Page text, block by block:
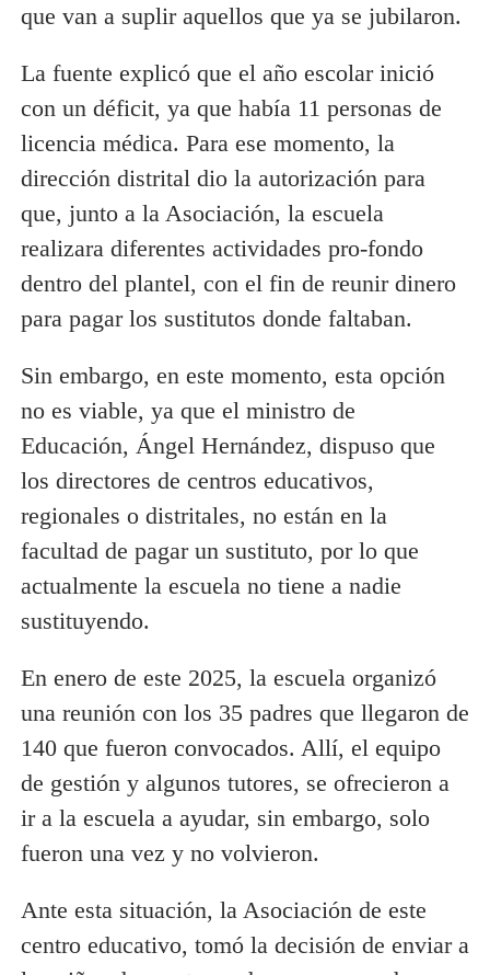
que van a suplir aquellos que ya se jubilaron.
La fuente explicó que el año escolar inició
con un déficit, ya que había 11 personas de
licencia médica. Para ese momento, la
dirección distrital dio la autorización para
que, junto a la Asociación, la escuela
realizara diferentes actividades pro-fondo
dentro del plantel, con el fin de reunir dinero
para pagar los sustitutos donde faltaban.
Sin embargo, en este momento, esta opción
no es viable, ya que el ministro de
Educación, Ángel Hernández, dispuso que
los directores de centros educativos,
regionales o distritales, no están en la
facultad de pagar un sustituto, por lo que
actualmente la escuela no tiene a nadie
sustituyendo.
En enero de este 2025, la escuela organizó
una reunión con los 35 padres que llegaron de
140 que fueron convocados. Allí, el equipo
de gestión y algunos tutores, se ofrecieron a
ir a la escuela a ayudar, sin embargo, solo
fueron una vez y no volvieron.
Ante esta situación, la Asociación de este
centro educativo, tomó la decisión de enviar a